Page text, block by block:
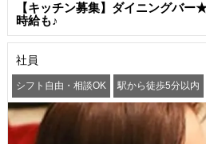
【キッチン募集】ダイニングバ
時給も♪
社員
シフト自由・相談OK 駅から徒歩5分以内